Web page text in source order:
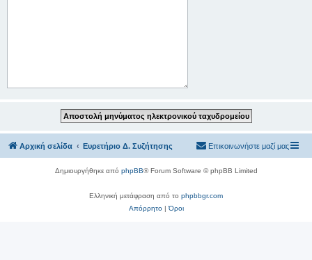
Αρχική σελίδα Ευρετήριο Δ. Συζήτησης Επικοινωνήστε μαζί μας
Δημιουργήθηκε από phpBB® Forum Software © phpBB Limited
Ελληνική μετάφραση από το phpbbgr.com
Απόρρητο|Όροι